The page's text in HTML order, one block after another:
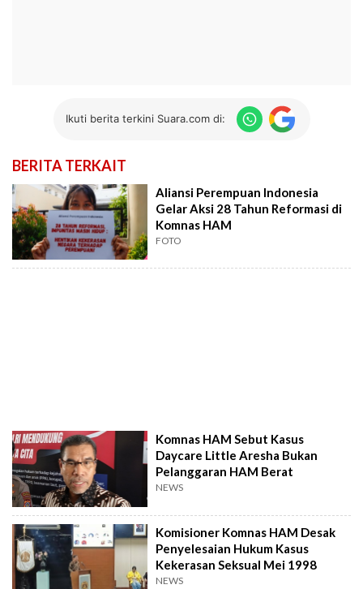
Ikuti berita terkini Suara.com di:
BERITA TERKAIT
Aliansi Perempuan Indonesia
Gelar Aksi 28 Tahun Reformasi di
Komnas HAM
FOTO
Komnas HAM Sebut Kasus
Daycare Little Aresha Bukan
Pelanggaran HAM Berat
NEWS
Komisioner Komnas HAM Desak
Penyelesaian Hukum Kasus
Kekerasan Seksual Mei 1998
NEWS